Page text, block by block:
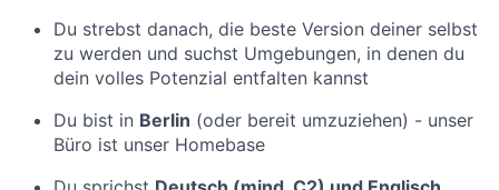
Du strebst danach, die beste Version deiner selbst
zu werden und suchst Umgebungen, in denen du
dein volles Potenzial entfalten kannst
Du bist in Berlin (oder bereit umzuziehen) - unser
Büro ist unser Homebase